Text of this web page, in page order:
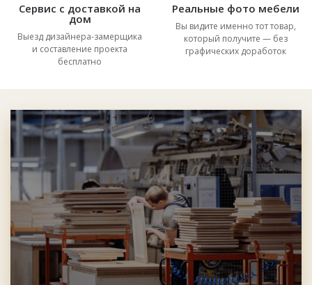
Сервис с доставкой на
дом
Выезд дизайнера-замерщика
и составление проекта
бесплатно
Реальные фото мебели
Вы видите именно тот товар,
который получите — без
графических доработок